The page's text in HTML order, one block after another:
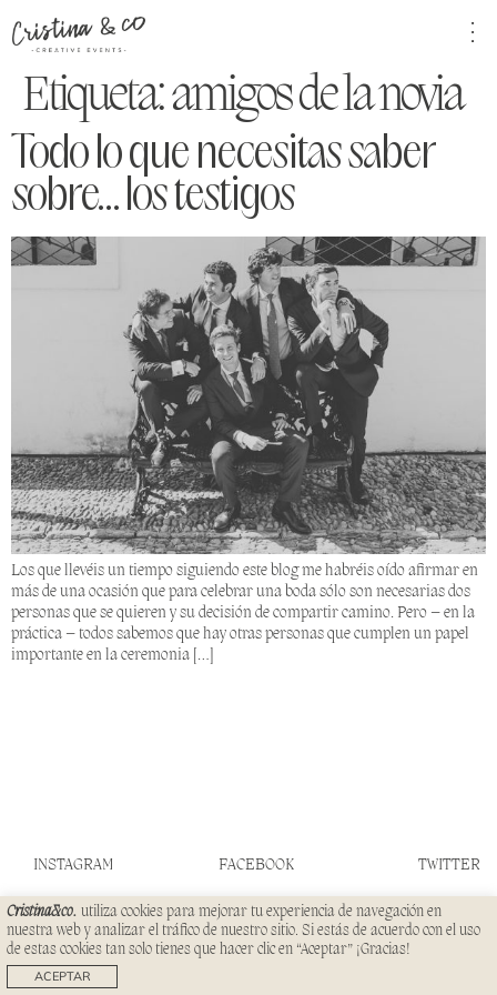
Cristina&co. utiliza cookies para mejorar tu experiencia de navegación en
nuestra web y analizar el tráfico de nuestro sitio. Si estás de acuerdo con el uso
de estas cookies tan solo tienes que hacer clic en “Aceptar” ¡Gracias!
ACEPTAR
Etiqueta:amigos de la novia
Todo lo que necesitas saber
sobre… los testigos
Los que llevéis un tiempo siguiendo este blog me habréis oído afirmar en
más de una ocasión que para celebrar una boda sólo son necesarias dos
personas que se quieren y su decisión de compartir camino. Pero – en la
práctica – todos sabemos que hay otras personas que cumplen un papel
importante en la ceremonia […]
INSTAGRAM FACEBOOK TWITTER
CONTACTO
SERVICIOS
© CRISTINA&CO 2023
PRENSA